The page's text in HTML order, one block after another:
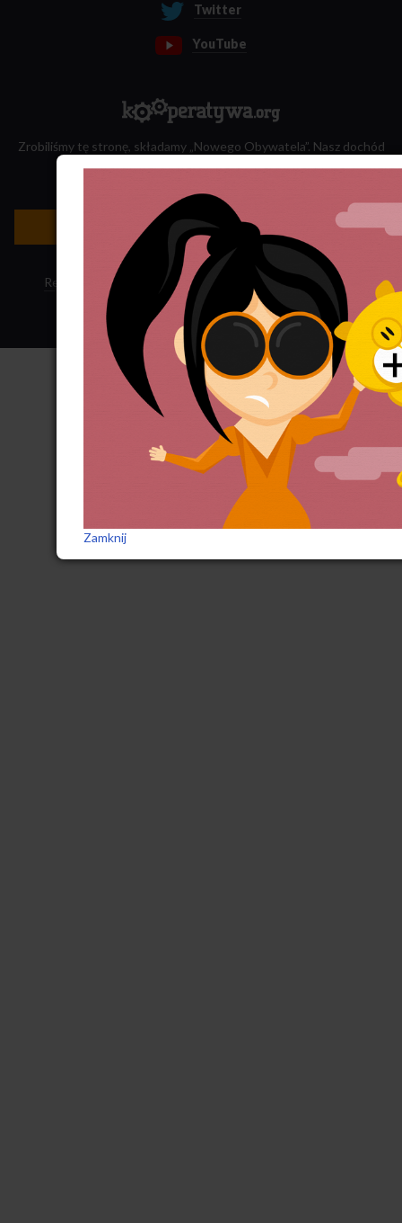
Twitter
YouTube
Zrobiliśmy tę stronę, składamy „Nowego Obywatela”. Nasz dochód
Newsletter »
Regulamin sklepu Polityka ciasteczek · Subskrypcja RSS
Zamknij